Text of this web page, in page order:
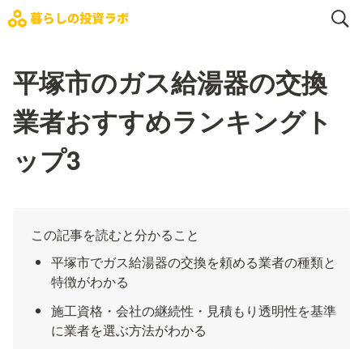
平塚市のガス給湯器の交換
業者おすすめランキングト
ップ3
この記事を読むと分かること
平塚市でガス給湯器の交換を頼める業者の種類と
特徴がわかる
施工資格・会社の継続性・見積もり透明性を基準
に業者を選ぶ方法がわかる